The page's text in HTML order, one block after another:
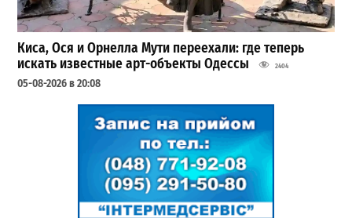
Киса, Ося и Орнелла Мути переехали: где теперь
искать известные арт-объекты Одессы
2404
05-08-2026 в 20:08